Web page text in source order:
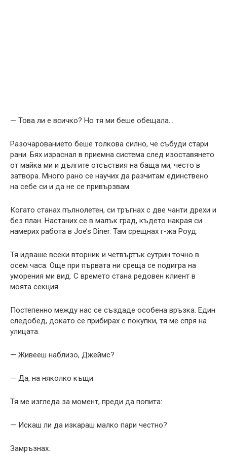
— Това ли е всичко? Но тя ми беше обещала…
Разочарованието беше толкова силно, че събуди стари
рани. Бях израснал в приемна система след изоставянето
от майка ми и дългите отсъствия на баща ми, често в
затвора. Много рано се научих да разчитам единствено
на себе си и да не се привързвам.
Когато станах пълнолетен, си тръгнах с две чанти дрехи и
без план. Настаних се в малък град, където накрая си
намерих работа в Joe’s Diner. Там срещнах г-жа Роуд.
Тя идваше всеки вторник и четвъртък сутрин точно в
осем часа. Още при първата ни среща се подигра на
уморения ми вид. С времето стана редовен клиент в
моята секция.
Постепенно между нас се създаде особена връзка. Един
следобед, докато се прибирах с покупки, тя ме спря на
улицата.
— Живееш наблизо, Джеймс?
— Да, на няколко къщи.
Тя ме изгледа за момент, преди да попита:
— Искаш ли да изкараш малко пари честно?
Замръзнах.